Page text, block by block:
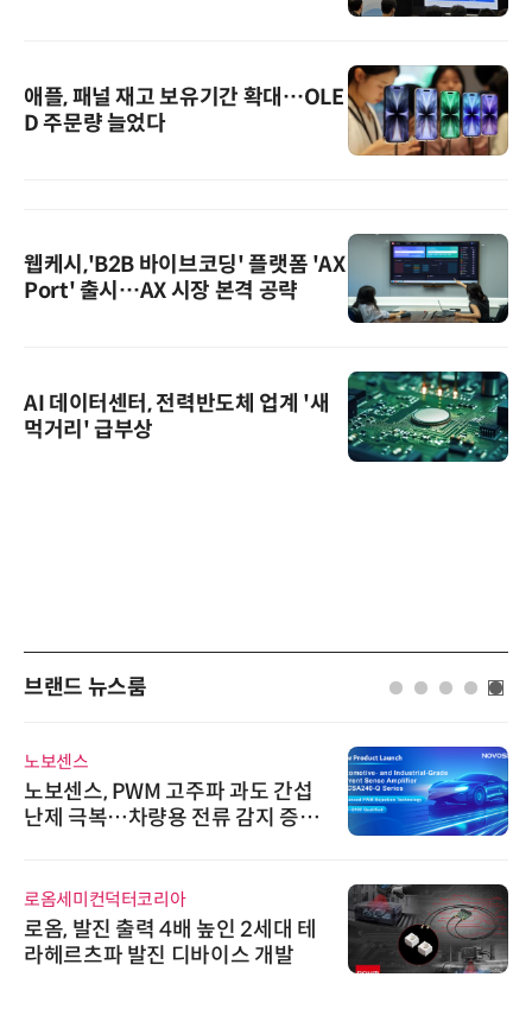
애플, 패널 재고 보유기간 확대…OLE
D 주문량 늘었다
웹케시,'B2B 바이브코딩' 플랫폼 'AX
Port' 출시…AX 시장 본격 공략
AI 데이터센터, 전력반도체 업계 '새
먹거리' 급부상
브랜드 뉴스룸
노보센스
노보센스, PWM 고주파 과도 간섭
난제 극복…차량용 전류 감지 증폭
로옴세미컨덕터코리아
로옴, 발진 출력 4배 높인 2세대 테
라헤르츠파 발진 디바이스 개발